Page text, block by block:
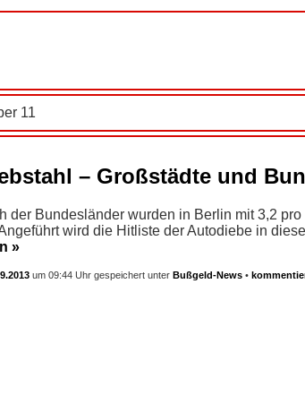
11
– Großstädte und
der Bundesländer wurden in Berlin mit 3,2
wird die Hitliste der Autodiebe in
»
um 09:44 Uhr gespeichert unter Bußgeld-News •